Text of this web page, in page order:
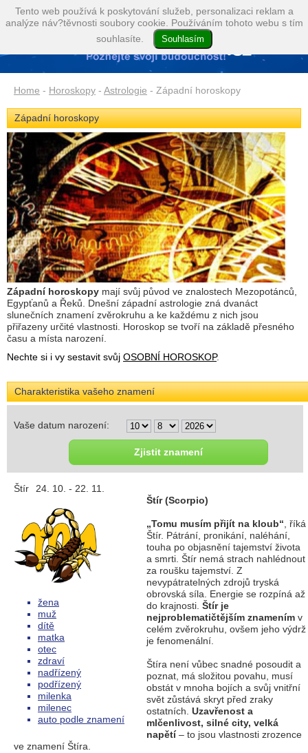
Home - Horoskopy - Astrologie - Západní horoskopy
Západní horoskopy
Západní horoskopy mají svůj původ ve znalostech Mezopotánců,
Egypťanů a Řeků. Dnešní západní astrologie zná dvanáct
slunečních znamení zvěrokruhu a ke každému z nich jsou
přiřazeny určité vlastnosti. Horoskop se tvoří na základě přesného
času a místa narození.
Nechte si i vy sestavit svůj OSOBNÍ HOROSKOP.
Charakteristika vašeho znamení
Vaše datum narození:
Štír 24. 10. - 22. 11.
žena
muž
dítě
matka
otec
zdraví
nadřízený
podřízený
milenka
milenec
auto podle znamení
Štír (Scorpio)
„Tomu musím přijít na kloub“, říká
Štír. Pátrání, pronikání, naléhání,
touha po objasnění tajemství života
a smrti. Štír nemá strach nahlédnout
za roušku tajemství. Z
nevypátratelných zdrojů tryská
obrovská síla. Energie se rozpíná až
do krajnosti. Štír je
nejproblematičtějším znamenímv
celém zvěrokruhu, ovšem jeho výdrž
je fenomenální.
Štíra není vůbec snadné posoudit a
poznat, má složitou povahu, musí
obstát v mnoha bojích a svůj vnitřní
svět zůstává skryt před zraky
ostatních. Uzavřenost a
mlčenlivost, silné city, velká
napětí– to jsou vlastnosti zrozence
ve znamení Štíra.
Tento web používá k poskytování služeb, personalizaci reklam a
analýze náv?těvnosti soubory cookie. Používáním tohoto webu s tím
souhlasíte.